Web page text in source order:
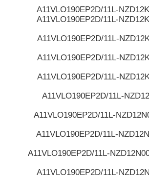
A11VLO190EP2D/11L-
A11VLO190EP2D/11L-
A11VLO190EP2D/11L-
A11VLO190EP2D/11L-
A11VLO190EP2D/11L-
A11VLO190EP2D/11L-
A11VLO190EP2D/11L-
A11VLO190EP2D/11L-
A11VLO190EP2D/11L-
A11VLO190EP2D/11L-